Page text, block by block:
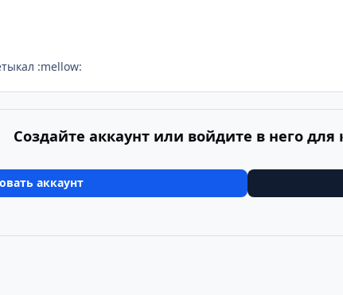
:mellow:
Создайте аккаунт или войдите в него
аккаунт